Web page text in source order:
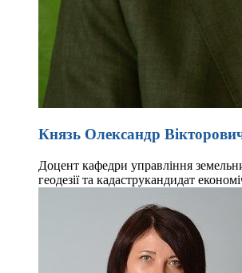
Князь Олександр
Доцент кафедри управління
геодезії та кадаструкандидат